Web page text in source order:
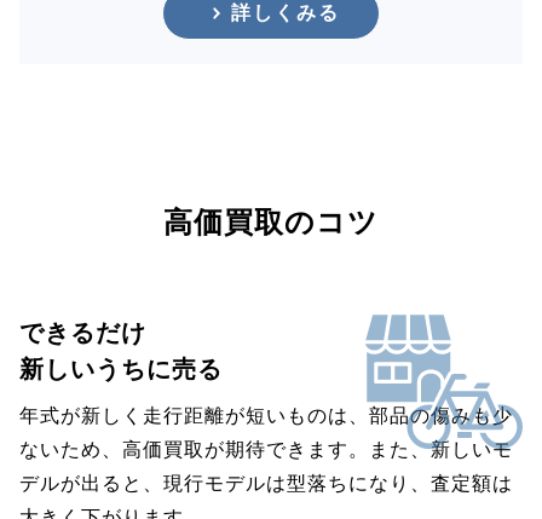
詳しくみる
高価買取のコツ
できるだけ
新しいうちに売る
年式が新しく走行距離が短いものは、部品の傷みも少
ないため、高価買取が期待できます。また、新しいモ
デルが出ると、現行モデルは型落ちになり、査定額は